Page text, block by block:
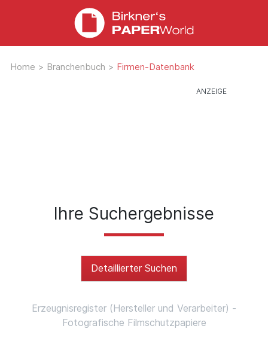
Home > Branchenbuch > Firmen-Datenbank
Ihre Suchergebnisse
Detaillierter Suchen
Erzeugnisregister (Hersteller und Verarbeiter) -
Fotografische Filmschutzpapiere